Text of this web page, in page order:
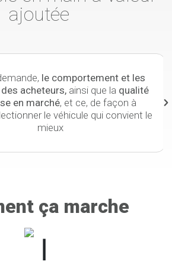
ajoutée
le comportement et les
acheteurs,ainsi que la qualité
en marché, et ce, de façon à
le véhicule qui convient le
mieux
ça marche